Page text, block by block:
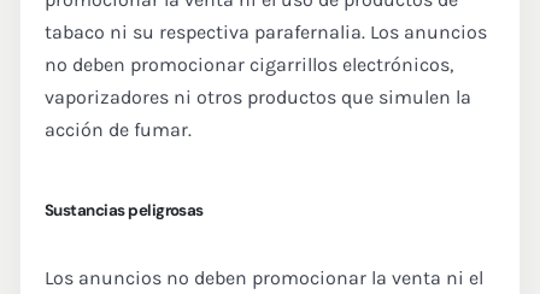
tabaco ni su respectiva parafernalia. Los anuncios
no deben promocionar cigarrillos electrónicos,
vaporizadores ni otros productos que simulen la
acción de fumar.
Sustancias peligrosas
Los anuncios no deben promocionar la venta ni el